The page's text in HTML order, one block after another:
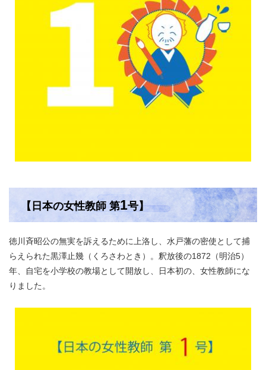
【日本の女性教師 第1号】
徳川斉昭公の無実を訴えるために上洛し、水戸藩の密使として捕
らえられた黒澤止幾（くろさわとき）。釈放後の1872（明治5）
年、自宅を小学校の教場として開放し、日本初の、女性教師にな
りました。